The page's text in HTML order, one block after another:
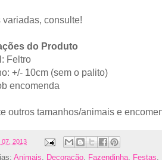
variadas, consulte!
do Produto
Feltro
+/- 10cm (sem o palito)
encomenda
outros tamanhos/animais e
07, 2013
Animais, Decoração, Fazendinha, Festas,